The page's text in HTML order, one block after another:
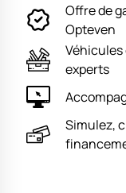
Offre de
Opteven
experts
Simulez,